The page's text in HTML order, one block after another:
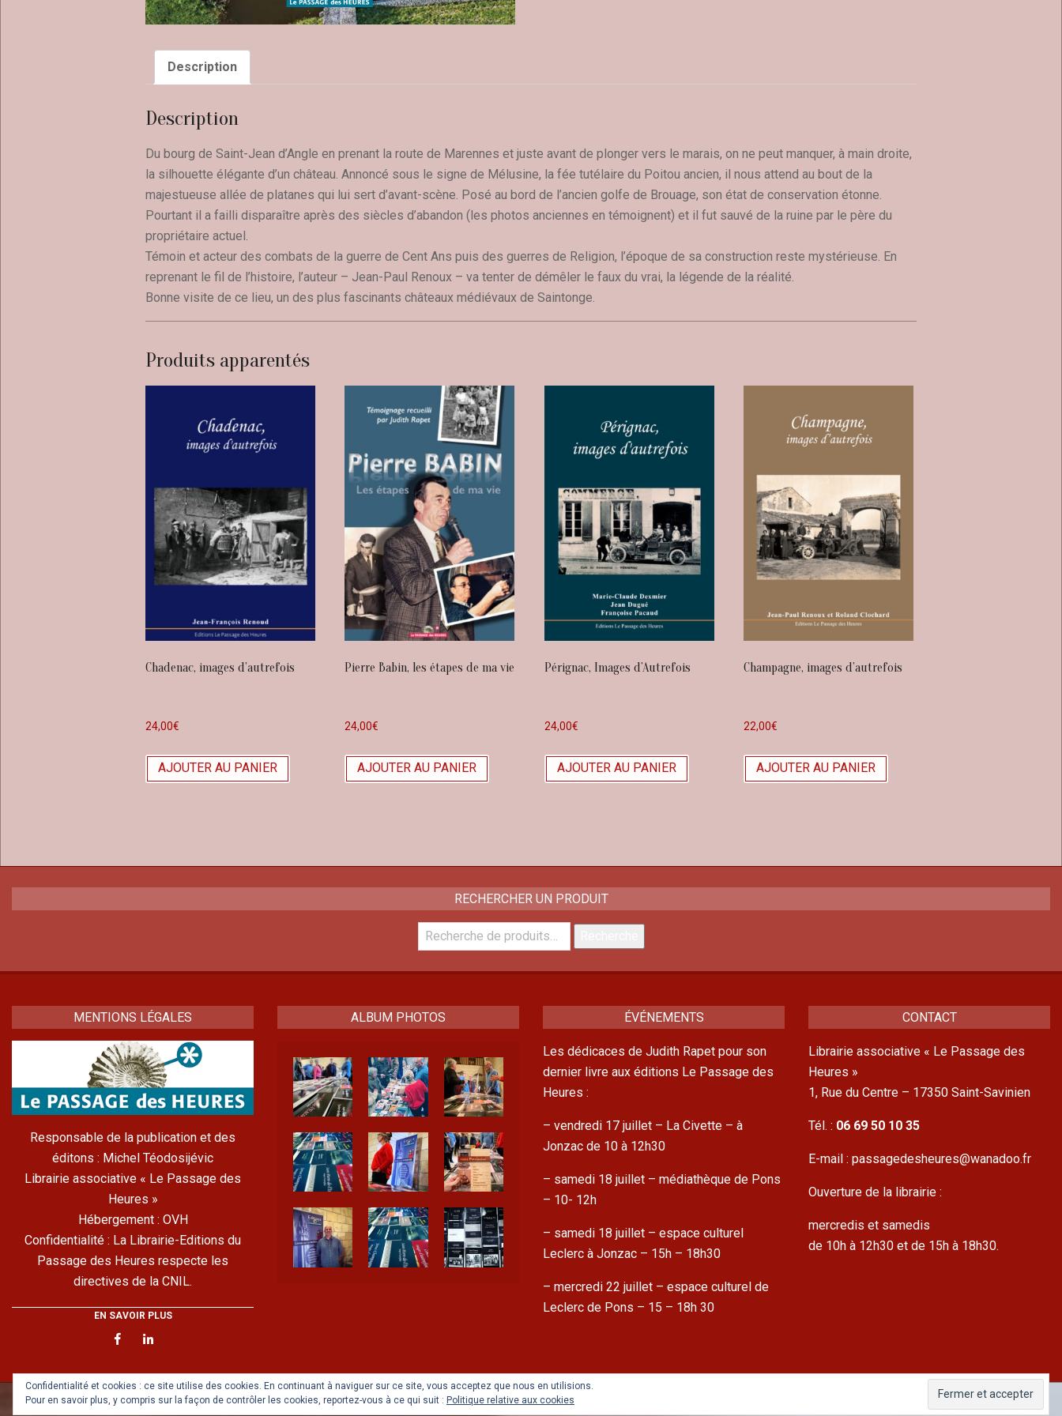
Description
Description
Du bourg de Saint-Jean d’Angle en prenant la route de Marennes et juste avant de plonger vers le marais, on ne peut manquer, à main droite,
la silhouette élégante d’un château. Annoncé sous le signe de Mélusine, la fée tutélaire du Poitou ancien, il nous attend au bout de la
majestueuse allée de platanes qui lui sert d’avant-scène. Posé au bord de l’ancien golfe de Brouage, son état de conservation étonne.
Pourtant il a failli disparaître après des siècles d’abandon (les photos anciennes en témoignent) et il fut sauvé de la ruine par le père du
propriétaire actuel.
Témoin et acteur des combats de la guerre de Cent Ans puis des guerres de Religion, l’époque de sa construction reste mystérieuse. En
reprenant le fil de l’histoire, l’auteur – Jean-Paul Renoux – va tenter de démêler le faux du vrai, la légende de la réalité.
Bonne visite de ce lieu, un des plus fascinants châteaux médiévaux de Saintonge.
Produits apparentés
Chadenac, images d’autrefois
24,00€
AJOUTER AU PANIER
Pierre Babin, les étapes de ma vie
24,00€
AJOUTER AU PANIER
Pérignac, Images d’Autrefois
24,00€
AJOUTER AU PANIER
Champagne, images d’autrefois
22,00€
AJOUTER AU PANIER
RECHERCHER UN PRODUIT
Recherche
pour :
MENTIONS LÉGALES
Responsable de la publication et des
éditons : Michel Téodosijévic
Librairie associative « Le Passage des
Heures »
Hébergement : OVH
Confidentialité : La Librairie-Editions du
Passage des Heures respecte les
directives de la CNIL.
EN SAVOIR PLUS
ALBUM PHOTOS ÉVÉNEMENTS
Les dédicaces de Judith Rapet pour son
dernier livre aux éditions Le Passage des
Heures :
– vendredi 17 juillet – La Civette – à
Jonzac de 10 à 12h30
– samedi 18 juillet – médiathèque de Pons
– 10- 12h
– samedi 18 juillet – espace culturel
Leclerc à Jonzac – 15h – 18h30
– mercredi 22 juillet – espace culturel de
Leclerc de Pons – 15 – 18h 30
CONTACT
Librairie associative « Le Passage des
Heures »
1, Rue du Centre – 17350 Saint-Savinien
Tél. : 06 69 50 10 35
E-mail : passagedesheures@wanadoo.fr
Ouverture de la librairie :
mercredis et samedis
de 10h à 12h30 et de 15h à 18h30.
Designed usingNevark. Powered by
Confidentialité et cookies : ce site utilise des cookies. En continuant à naviguer sur ce site, vous acceptez que nous en utilisions.
Pour en savoir plus, y compris sur la façon de contrôler les cookies, reportez-vous à ce qui suit : Politique relative aux cookies